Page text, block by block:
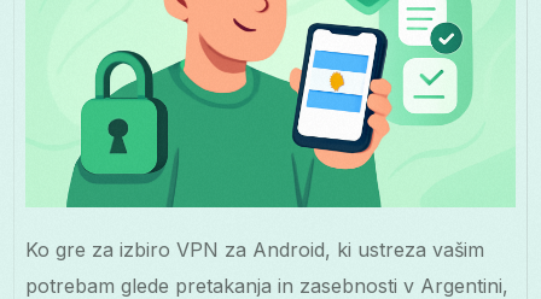
Ko gre za izbiro VPN za Android, ki ustreza vašim
potrebam glede pretakanja in zasebnosti v Argentini,